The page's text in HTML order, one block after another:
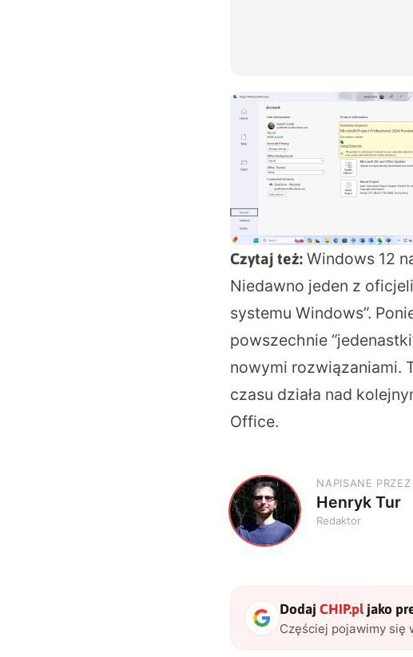
Czytaj też: Windows 12
Niedawno jeden z
systemu Windows”.
powszechnie
nowymi rozwiązaniami.
czasu działa nad
Office.
H
NAPISANE PRZEZ
Henryk Tur
Redaktor
Dodaj CHIP.pljako
Częściej pojawimy się